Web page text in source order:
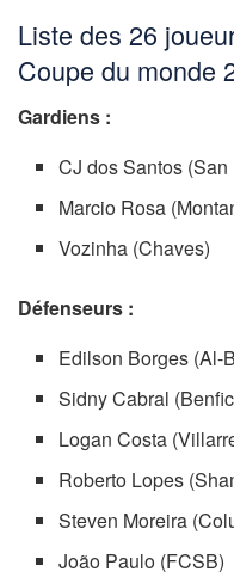
Liste des 26
Coupe du monde
Gardiens :
CJ dos Santos (San
Marcio Rosa
Vozinha (Chaves)
Défenseurs :
Edilson Borges (Al-
Sidny Cabral
Logan Costa
Roberto Lopes
Steven Moreira
João Paulo (FCSB)